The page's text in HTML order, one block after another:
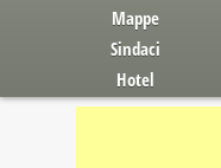
Mappe
Sindaci
Hotel